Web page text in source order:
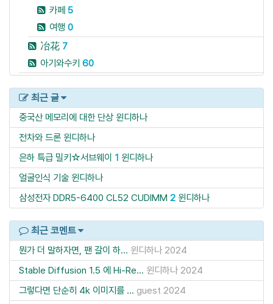
카페 5
여행 0
冶花 7
아기와수키 60
최근 글
중국산 메모리에 대한 단상 윈디하나
전차와 드론 윈디하나
은하 특급 밀키☆서브웨이 1 윈디하나
얼굴인식 기술 윈디하나
삼성전자 DDR5-6400 CL52 CUDIMM 2 윈디하나
최근 코멘트
뭔가 더 말하자면, 팬 갈이 하... 윈디하나 2024
Stable Diffusion 1.5 에 Hi-Re... 윈디하나 2024
그렇다면 단순히 4k 이미지를 ... guest 2024